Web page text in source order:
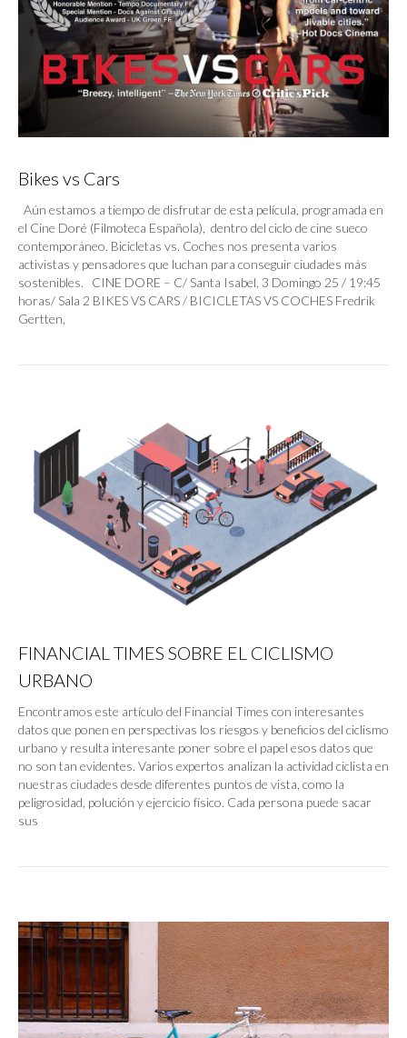
Bikes vs Cars
Aún estamos a tiempo de disfrutar de esta película, programada en
el Cine Doré (Filmoteca Española), dentro del ciclo de cine sueco
contemporáneo. Bicicletas vs. Coches nos presenta varios
activistas y pensadores que luchan para conseguir ciudades más
sostenibles. CINE DORE – C/ Santa Isabel, 3 Domingo 25 / 19:45
horas/ Sala 2 BIKES VS CARS / BICICLETAS VS COCHES Fredrik
Gertten,
FINANCIAL TIMES SOBRE EL CICLISMO
URBANO
Encontramos este artículo del Financial Times con interesantes
datos que ponen en perspectivas los riesgos y beneficios del ciclismo
urbano y resulta interesante poner sobre el papel esos datos que
no son tan evidentes. Varios expertos analizan la actividad ciclista en
nuestras ciudades desde diferentes puntos de vista, como la
peligrosidad, polución y ejercicio físico. Cada persona puede sacar
sus